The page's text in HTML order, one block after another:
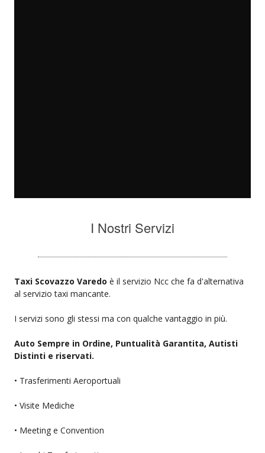
I Nostri Servizi
Taxi Scovazzo Varedo è il servizio Ncc che fa d'alternativa
al servizio taxi mancante.
I servizi sono gli stessi ma con qualche vantaggio in più.
Auto Sempre in Ordine, Puntualità Garantita, Autisti
Distinti e riservati.
• Trasferimenti Aeroportuali
• Visite Mediche
• Meeting e Convention